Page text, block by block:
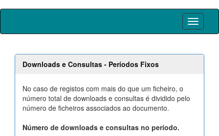
Skip
Downloads e Consultas - Períodos Fixos
No caso de registos com mais do que um ficheiro, o
número total de downloads e consultas é dividido pelo
número de ficheiros associados ao documento.
Número de downloads e consultas no período.